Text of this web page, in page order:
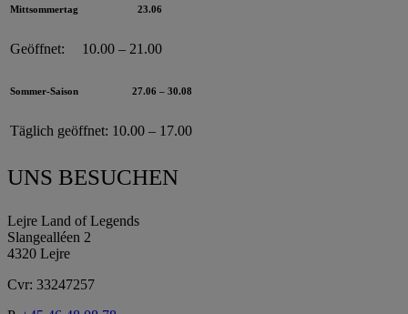
Mittsommertag 23.06
Geöffnet: 10.00 – 21.00
Sommer-Saison 27.06 – 30.08
Täglich geöffnet: 10.00 – 17.00
UNS BESUCHEN
Lejre Land of Legends
Slangealléen 2
4320 Lejre
Cvr: 33247257